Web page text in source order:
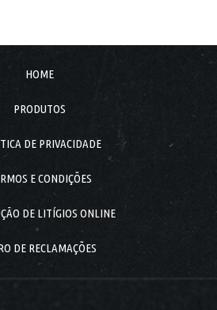
HOME
PRODUTOS
DE PRIVACIDADE
E CONDIÇÕES
DE LITÍGIOS ONLINE
DE RECLAMAÇÕES